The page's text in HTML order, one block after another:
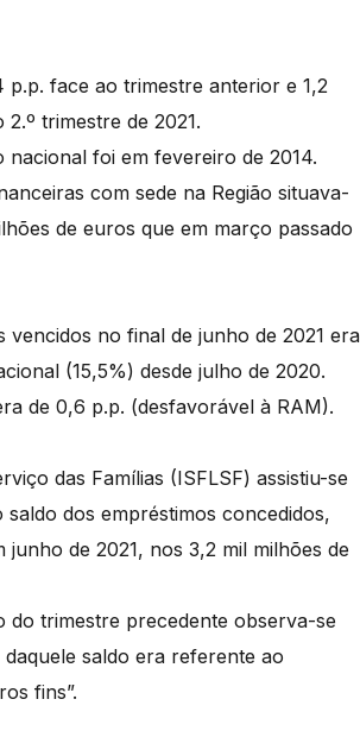
face ao trimestre anterior e 1,2
trimestre de 2021.
foi em fevereiro de 2014.
com sede na Região situava-
de euros que em março passado
no final de junho de 2021 era
(15,5%) desde julho de 2020.
de 0,6 p.p. (desfavorável à RAM).
das Famílias (ISFLSF) assistiu-se
dos empréstimos concedidos,
de 2021, nos 3,2 mil milhões de
do trimestre precedente observa-se
saldo era referente ao
fins”.